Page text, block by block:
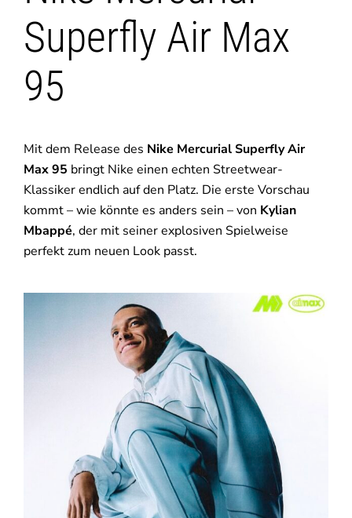
Superfly Air Max
95
Mit dem Release des Nike Mercurial Superfly Air
Max 95 bringt Nike einen echten Streetwear-
Klassiker endlich auf den Platz. Die erste Vorschau
kommt – wie könnte es anders sein – von Kylian
Mbappé, der mit seiner explosiven Spielweise
perfekt zum neuen Look passt.